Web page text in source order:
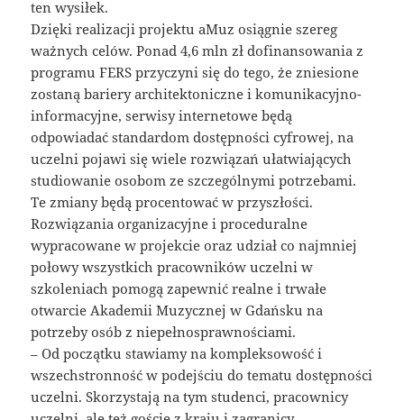
ten wysiłek.
Dzięki realizacji projektu aMuz osiągnie szereg
ważnych celów. Ponad 4,6 mln zł dofinansowania z
programu FERS przyczyni się do tego, że zniesione
zostaną bariery architektoniczne i komunikacyjno-
informacyjne, serwisy internetowe będą
odpowiadać standardom dostępności cyfrowej, na
uczelni pojawi się wiele rozwiązań ułatwiających
studiowanie osobom ze szczególnymi potrzebami.
Te zmiany będą procentować w przyszłości.
Rozwiązania organizacyjne i proceduralne
wypracowane w projekcie oraz udział co najmniej
połowy wszystkich pracowników uczelni w
szkoleniach pomogą zapewnić realne i trwałe
otwarcie Akademii Muzycznej w Gdańsku na
potrzeby osób z niepełnosprawnościami.
– Od początku stawiamy na kompleksowość i
wszechstronność w podejściu do tematu dostępności
uczelni. Skorzystają na tym studenci, pracownicy